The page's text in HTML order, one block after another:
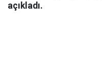
açıkladı.